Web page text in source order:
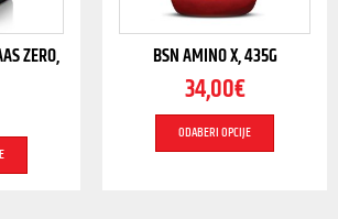
ZERO, BSN AMINO X, 435G
34,00€
ODABERI OPCIJE